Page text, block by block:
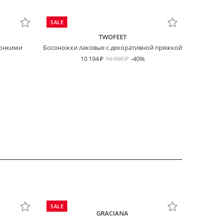
SALE
TWOFEET
Босоножки лаковые с декоративной пряжкой
10 194
16 990 -40%
SALE
GRACIANA